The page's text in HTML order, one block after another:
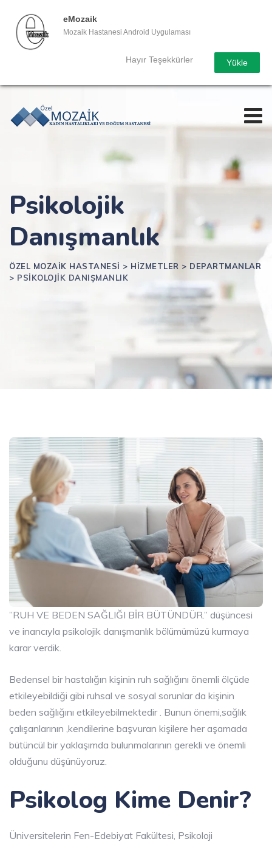
eMozaik
Mozaik Hastanesi Android Uygulaması
Hayır Teşekkürler Yükle
content
Psikolojik
Danışmanlık
ÖZEL MOZAIK HASTANESI > HIZMETLER > DEPARTMANLAR
> PSIKOLOJIK DANIŞMANLIK
”RUH VE BEDEN SAĞLIĞI BİR BÜTÜNDÜR.” düşüncesi
ve inancıyla psikolojik danışmanlık bölümümüzü kurmaya
karar verdik.
Bedensel bir hastalığın kişinin ruh sağlığını önemli ölçüde
etkileyebildiği gibi ruhsal ve sosyal sorunlar da kişinin
beden sağlığını etkileyebilmektedir . Bunun önemi,sağlık
çalışanlarının ,kendilerine başvuran kişilere her aşamada
bütüncül bir yaklaşımda bulunmalarının gerekli ve önemli
olduğunu düşünüyoruz.
Psikolog Kime Denir?
Üniversitelerin Fen-Edebiyat Fakültesi, Psikoloji